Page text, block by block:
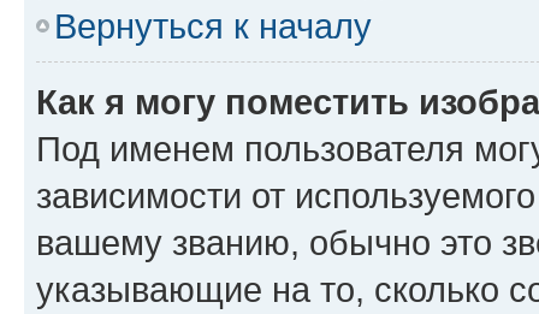
Вернуться к началу
Как я могу поместить
Под именем пользователя
зависимости от
вашему званию, обычно это
указывающие на то, сколько